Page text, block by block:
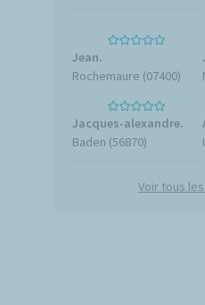
Jean.
Rochemaure (07400)
Jacques-alexandre.
Baden (56870)
Voir tous